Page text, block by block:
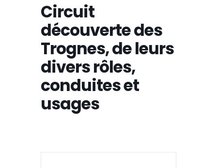
Circuit
découverte des
Trognes, de leurs
divers rôles,
conduites et
usages